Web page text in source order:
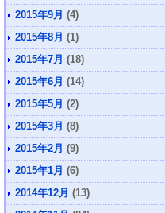
2015年9月 (4)
2015年8月 (1)
2015年7月 (18)
2015年6月 (14)
2015年5月 (2)
2015年3月 (8)
2015年2月 (9)
2015年1月 (6)
2014年12月 (13)